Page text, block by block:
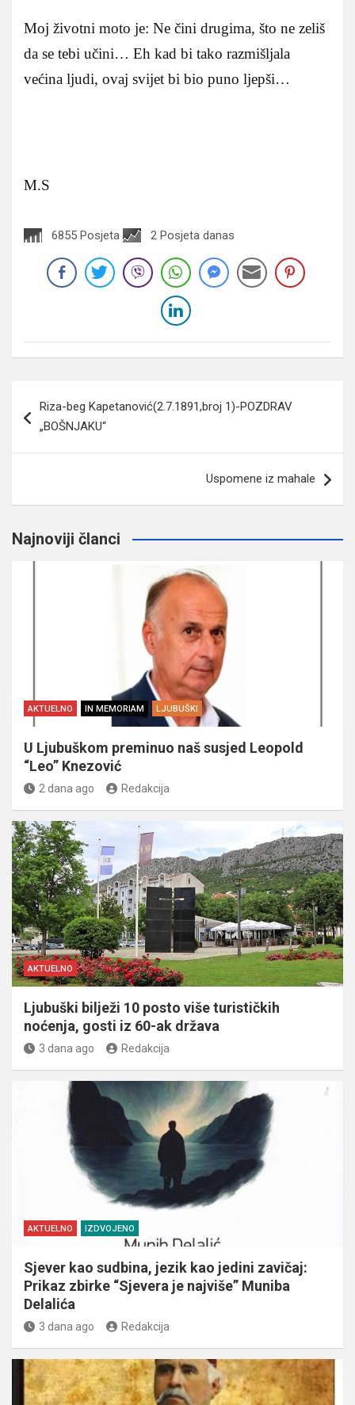
Moj životni moto je: Ne čini drugima, što ne zeliš
da se tebi učini… Eh kad bi tako razmišljala
većina ljudi, ovaj svijet bi bio puno ljepši…
M.S
6855 Posjeta 2 Posjeta danas
članaka
Riza-beg Kapetanović(2.7.1891,broj 1)-POZDRAV
„BOŠNJAKU“
Uspomene iz mahale
Najnoviji članci
AKTUELNO IN MEMORIAM LJUBUŠKI
U Ljubuškom preminuo naš susjed Leopold
“Leo” Knezović
2 dana ago Redakcija
AKTUELNO
Ljubuški bilježi 10 posto više turističkih
noćenja, gosti iz 60-ak država
3 dana ago Redakcija
AKTUELNO IZDVOJENO
Sjever kao sudbina, jezik kao jedini zavičaj:
Prikaz zbirke “Sjevera je najviše” Muniba
Delalića
3 dana ago Redakcija